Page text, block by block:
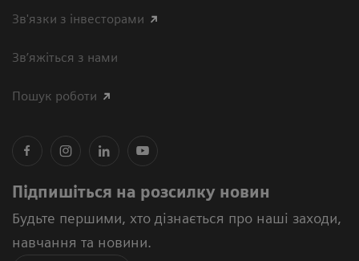
Зв'язки з інвесторами
Зв’яжіться з нами
Пошук роботи
Підпишіться на розсилку новин
Будьте першими, хто дізнається про наші заходи,
навчання та новини.